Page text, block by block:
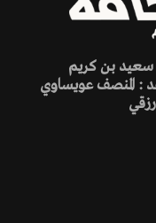
سعيد بن كريم
: المنصف عويساوي